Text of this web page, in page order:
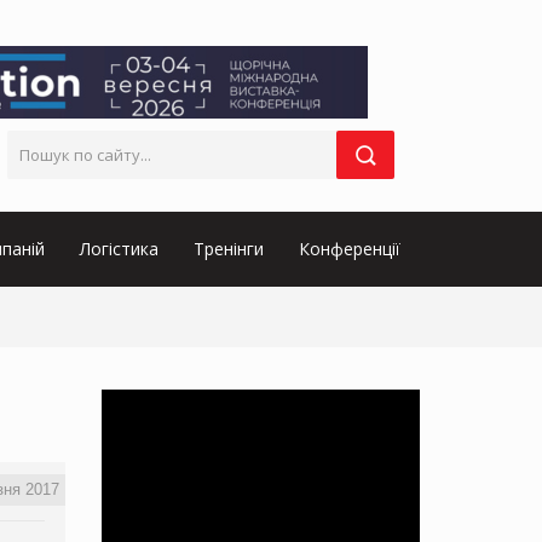
Логістика Тренінги Конференції
2017